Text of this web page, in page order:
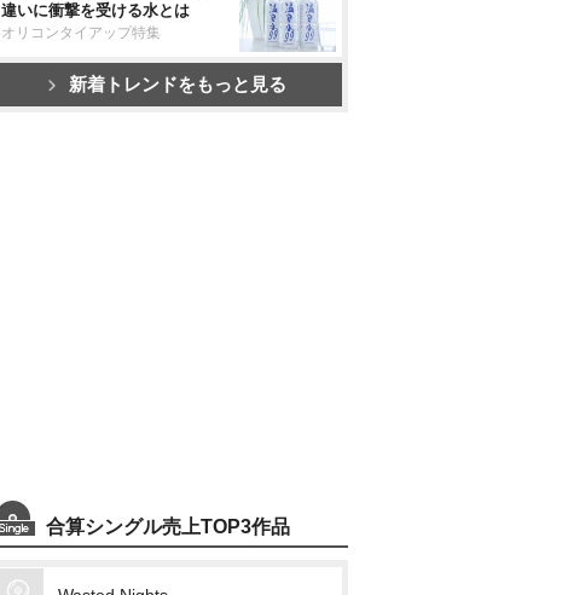
違いに衝撃を受ける水とは
オリコンタイアップ特集
新着トレンドをもっと見る
合算シングル売上TOP3作品